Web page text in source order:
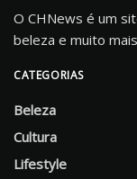
O CHNews é um
beleza e muito
CATEGORIAS
Beleza
Cultura
Lifestyle